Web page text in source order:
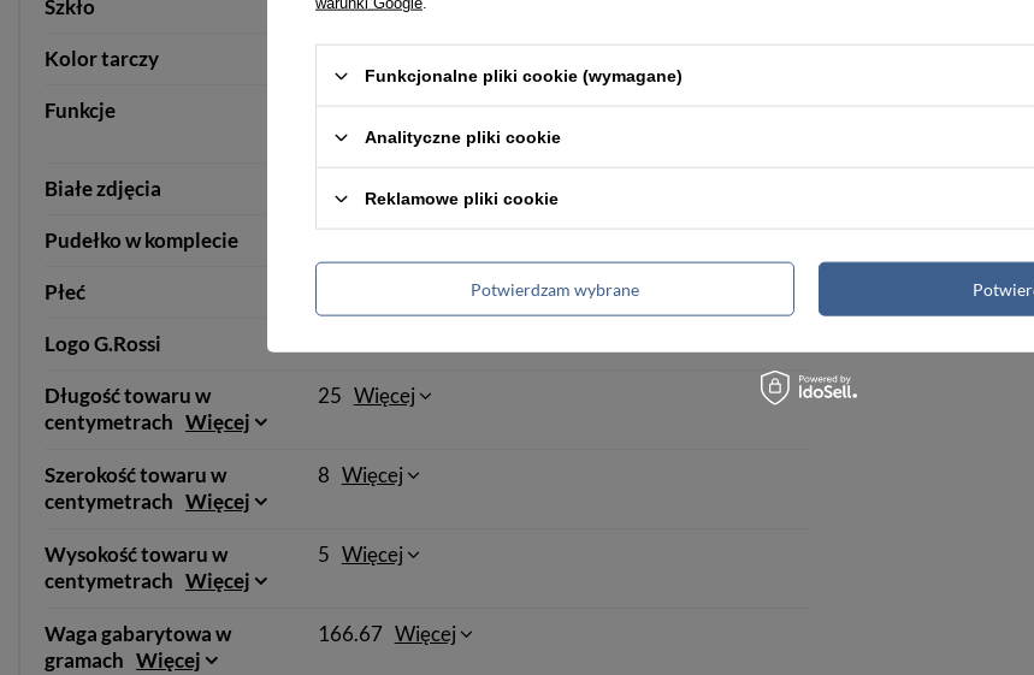
Szkło Mineralne
Kolor tarczy
Funkcje
Mineralne szkło
Białe zdjęcia
Pudełko w komplecie
Płeć
Logo G.Rossi
Długość towaru w
centymetrach Więcej
25 Więcej
Szerokość towaru w
centymetrach Więcej
8 Więcej
Wysokość towaru w
centymetrach Więcej
5 Więcej
Waga gabarytowa w
gramach Więcej
166.67 Więcej
Funkcjonalne pliki cookie (wymagane)
Analityczne pliki cookie
Reklamowe pliki cookie
Potwierdzam wybrane